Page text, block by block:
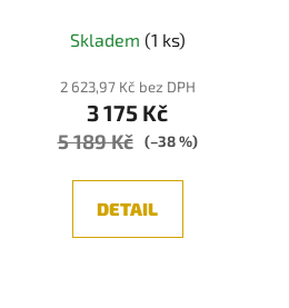
hodnocení
produktu
je
5,0
5
Skladem (1 ks)
2 623,97 Kč bez DPH
3 175 Kč
5 189 Kč (–38 %)
DETAIL